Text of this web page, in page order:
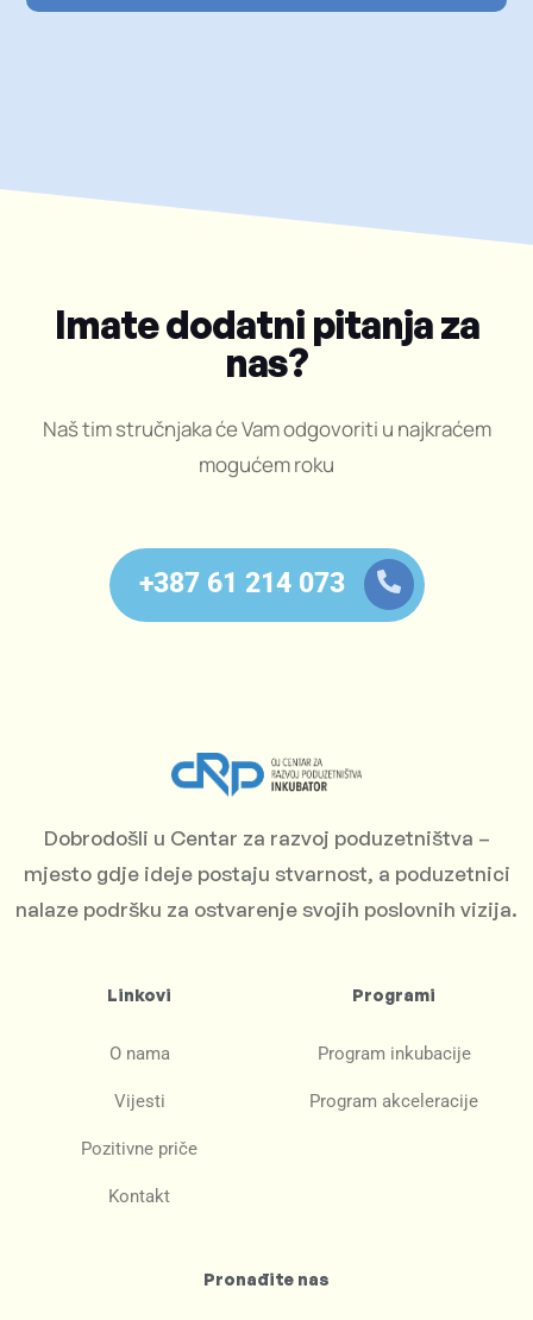
Imate dodatni pitanja za
nas?
Naš tim stručnjaka će Vam odgovoriti u najkraćem
mogućem roku
+387 61 214 073
Dobrodošli u Centar za razvoj poduzetništva –
mjesto gdje ideje postaju stvarnost, a poduzetnici
nalaze podršku za ostvarenje svojih poslovnih vizija.
Linkovi
O nama
Vijesti
Pozitivne priče
Kontakt
Programi
Program inkubacije
Program akceleracije
Pronađite nas